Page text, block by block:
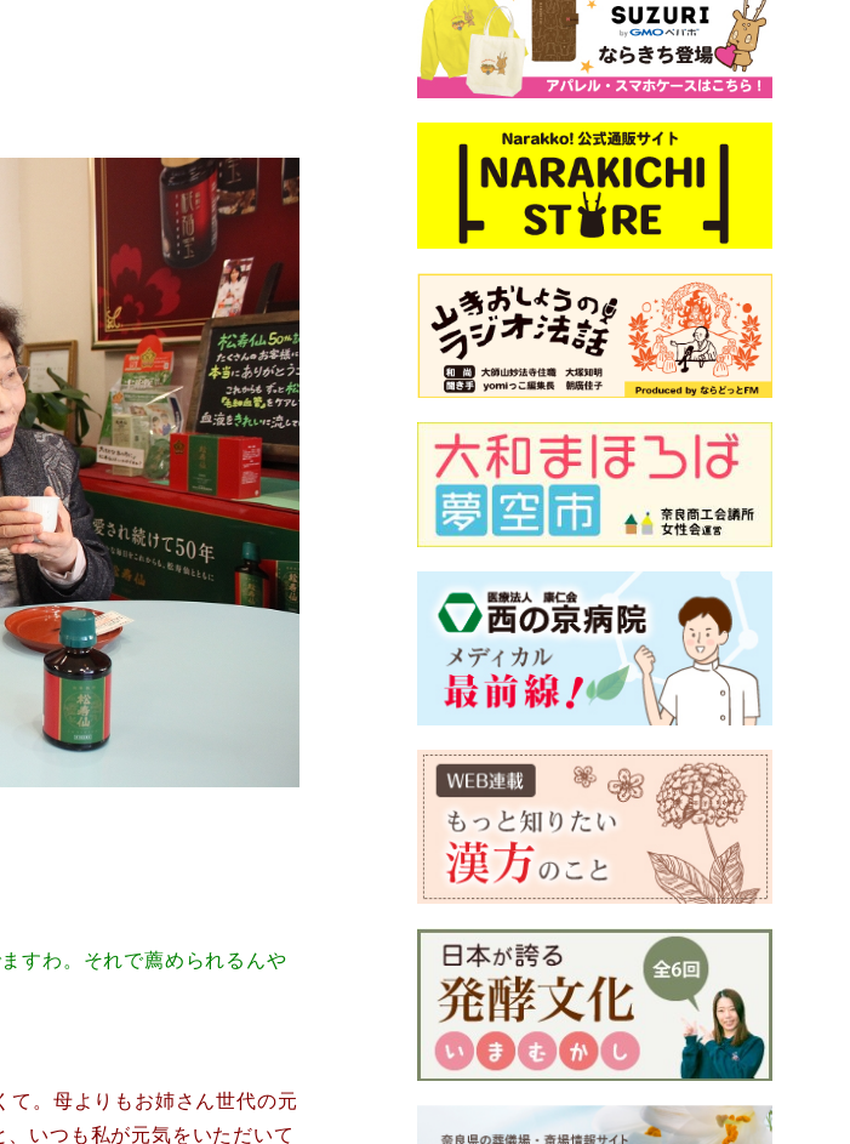
すわ。それで薦められるんや
。母よりもお姉さん世代の元
いつも私が元気をいただいて